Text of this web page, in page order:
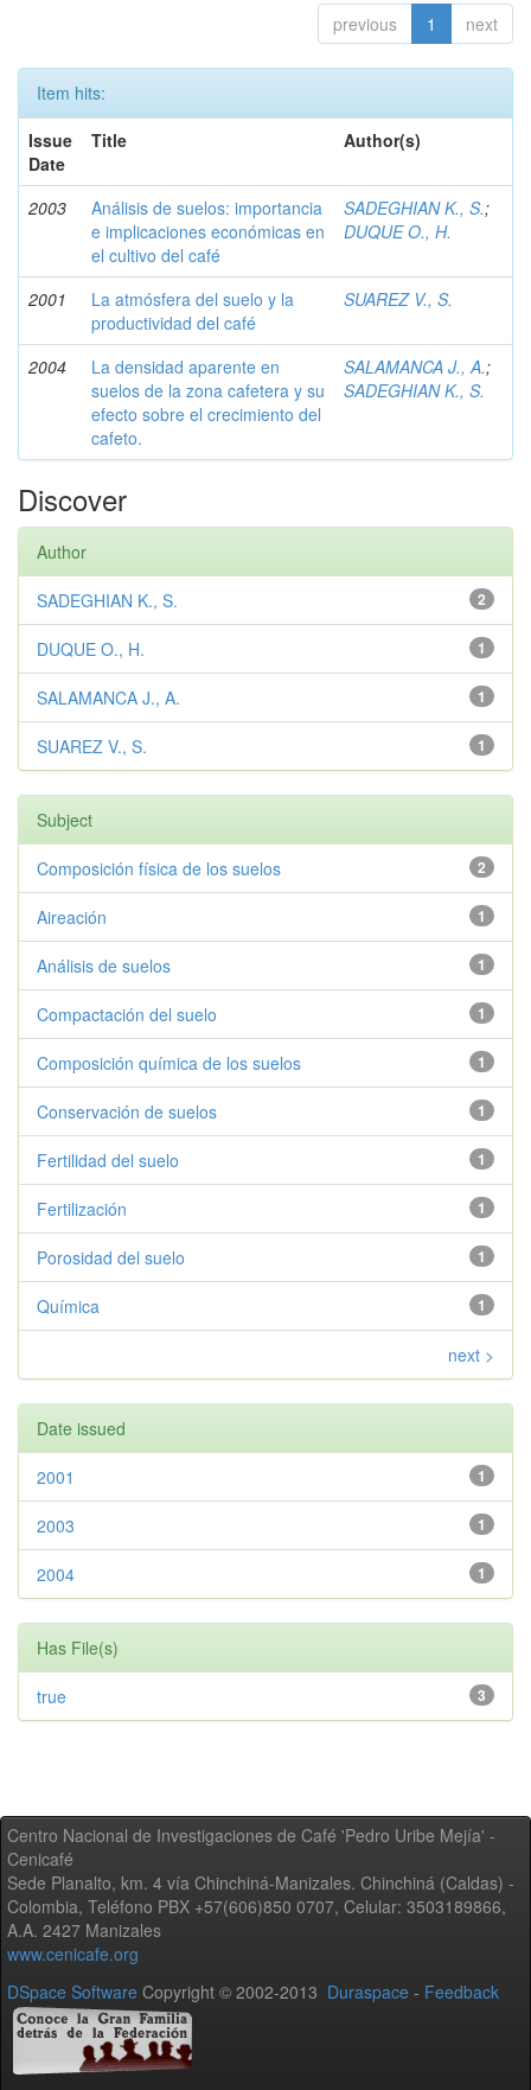
previous 1 next
Item hits:
Issue
Date
Title Author(s)
2003
Análisis de suelos: importancia
e implicaciones económicas en
el cultivo del café
SADEGHIAN K., S.;
DUQUE O., H.
2001
La atmósfera del suelo y la
productividad del café
SUAREZ V., S.
2004
La densidad aparente en
suelos de la zona cafetera y su
efecto sobre el crecimiento del
cafeto.
SALAMANCA J., A.;
SADEGHIAN K., S.
Discover
Author
2
SADEGHIAN K., S.
1
DUQUE O., H.
1
SALAMANCA J., A.
1
SUAREZ V., S.
Subject
2
Composición física de los suelos
1
Aireación
1
Análisis de suelos
1
Compactación del suelo
1
Composición química de los suelos
1
Conservación de suelos
1
Fertilidad del suelo
1
Fertilización
1
Porosidad del suelo
1
Química
next >
Date issued
1
2001
1
2003
1
2004
Has File(s)
3
true
Centro Nacional de Investigaciones de Café 'Pedro Uribe Mejía' -
Cenicafé
Sede Planalto, km. 4 vía Chinchiná-Manizales. Chinchiná (Caldas) -
Colombia, Teléfono PBX +57(606)850 0707, Celular: 3503189866,
A.A. 2427 Manizales
www.cenicafe.org
DSpace Software Copyright © 2002-2013 Duraspace - Feedback